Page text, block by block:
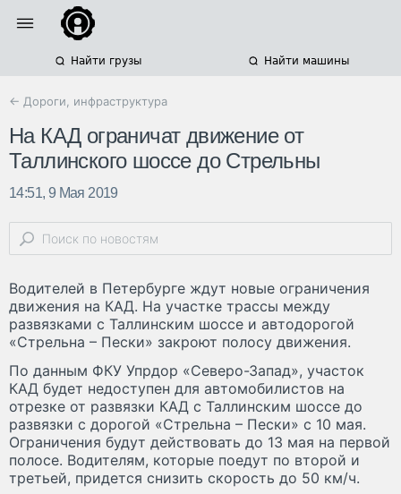
Найти грузы Найти машины
← Дороги, инфраструктура
На КАД ограничат движение от
Таллинского шоссе до Стрельны
14:51, 9 Мая 2019
Водителей в Петербурге ждут новые ограничения
движения на КАД. На участке трассы между
развязками с Таллинским шоссе и автодорогой
«Стрельна – Пески» закроют полосу движения.
По данным ФКУ Упрдор «Северо-Запад», участок
КАД будет недоступен для автомобилистов на
отрезке от развязки КАД с Таллинским шоссе до
развязки с дорогой «Стрельна – Пески» с 10 мая.
Ограничения будут действовать до 13 мая на первой
полосе. Водителям, которые поедут по второй и
третьей, придется снизить скорость до 50 км/ч.